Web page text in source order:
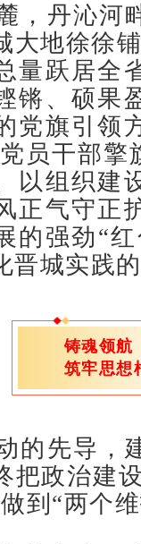
，丹沁河
大地徐徐
量跃居全
锵、硕果
党旗引领
员干部擎
以组织建
正气守正
的强劲“
晋城实践
铸魂领航
筑牢思想
的先导，
把政治建
到“两个